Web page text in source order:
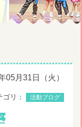
05月31日（火）
ゴリ： 活動ブログ